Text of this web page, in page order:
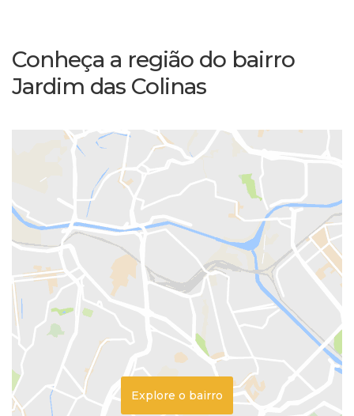
Conheça a região do bairro
Jardim das Colinas
Explore o bairro